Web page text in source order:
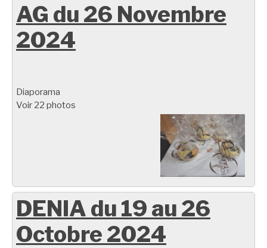
AG du 26 Novembre
2024
Diaporama
Voir 22 photos
DENIA du 19 au 26
Octobre 2024